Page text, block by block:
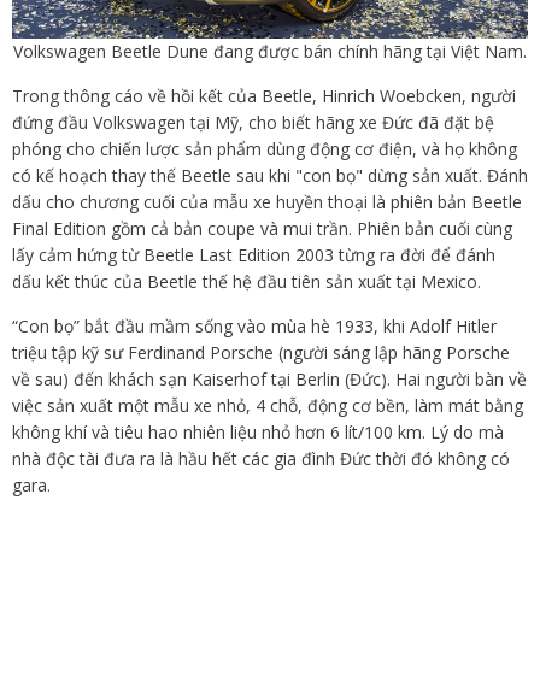
Volkswagen Beetle Dune đang được bán chính hãng tại Việt Nam.
Trong thông cáo về hồi kết của Beetle, Hinrich Woebcken, người
đứng đầu Volkswagen tại Mỹ, cho biết hãng xe Đức đã đặt bệ
phóng cho chiến lược sản phẩm dùng động cơ điện, và họ không
có kế hoạch thay thế Beetle sau khi "con bọ" dừng sản xuất. Đánh
dấu cho chương cuối của mẫu xe huyền thoại là phiên bản Beetle
Final Edition gồm cả bản coupe và mui trần. Phiên bản cuối cùng
lấy cảm hứng từ Beetle Last Edition 2003 từng ra đời để đánh
dấu kết thúc của Beetle thế hệ đầu tiên sản xuất tại Mexico.
“Con bọ” bắt đầu mầm sống vào mùa hè 1933, khi Adolf Hitler
triệu tập kỹ sư Ferdinand Porsche (người sáng lập hãng Porsche
về sau) đến khách sạn Kaiserhof tại Berlin (Đức). Hai người bàn về
việc sản xuất một mẫu xe nhỏ, 4 chỗ, động cơ bền, làm mát bằng
không khí và tiêu hao nhiên liệu nhỏ hơn 6 lít/100 km. Lý do mà
nhà độc tài đưa ra là hầu hết các gia đình Đức thời đó không có
gara.